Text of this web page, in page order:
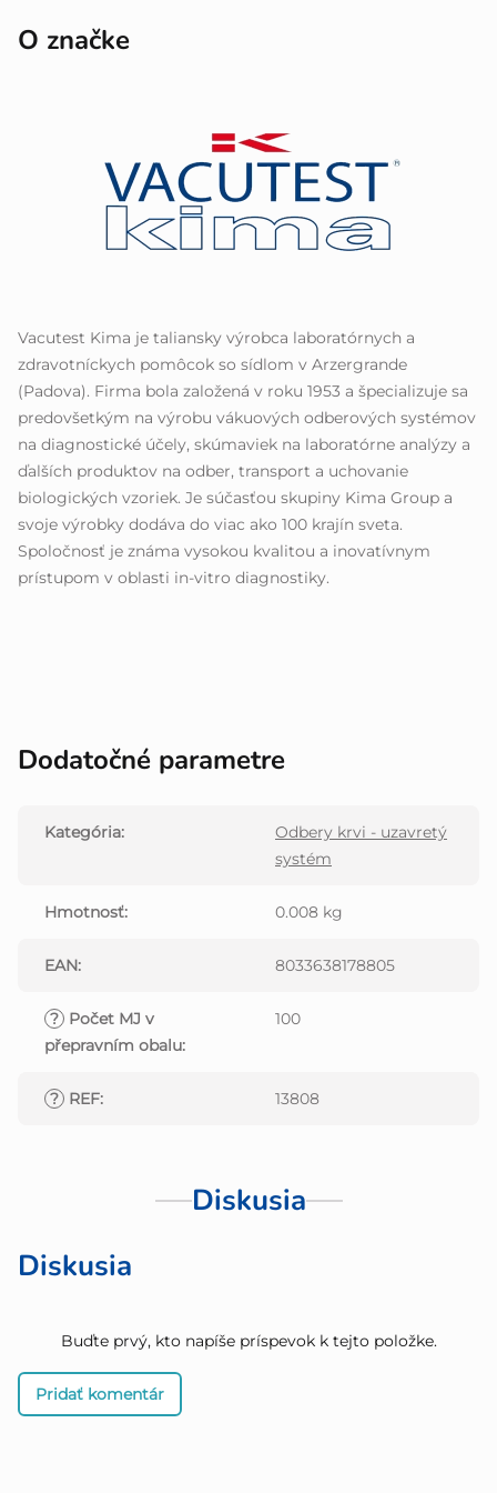
O značke
Vacutest Kima je taliansky výrobca laboratórnych a
zdravotníckych pomôcok so sídlom v Arzergrande
(Padova). Firma bola založená v roku 1953 a špecializuje sa
predovšetkým na výrobu vákuových odberových systémov
na diagnostické účely, skúmaviek na laboratórne analýzy a
ďalších produktov na odber, transport a uchovanie
biologických vzoriek. Je súčasťou skupiny Kima Group a
svoje výrobky dodáva do viac ako 100 krajín sveta.
Spoločnosť je známa vysokou kvalitou a inovatívnym
prístupom v oblasti in-vitro diagnostiky.
Dodatočné parametre
Kategória:
Odbery krvi - uzavretý
systém
Hmotnosť: 0.008 kg
EAN: 8033638178805
? Počet MJ v
přepravním obalu:
100
? REF: 13808
Diskusia
Diskusia
Buďte prvý, kto napíše príspevok k tejto položke.
Pridať komentár